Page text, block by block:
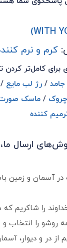
کرم و نرم
کامل‌تر کردن
/ رژ لب مایع /
/ ماسک
کننده
ارسال ما،
در آسمان و زمین
را شاکریم
روشو را انتخاب
از در و دیوار،